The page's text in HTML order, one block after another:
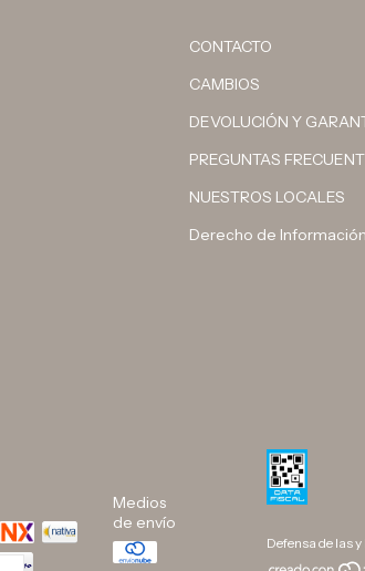
CONTACTO
CAMBIOS
DEVOLUCIÓN Y
PREGUNTAS
NUESTROS LOCALES
Derecho de
Medios
de envío
Defensa de las